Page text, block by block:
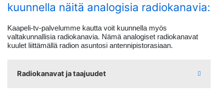
kuunnella näitä analogisia radiokanavia:
Kaapeli-tv-palvelumme kautta voit kuunnella myös
valtakunnallisia radiokanavia. Nämä analogiset radiokanavat
kuulet liittämällä radion asuntosi antennipistorasiaan.
Radiokanavat ja taajuudet